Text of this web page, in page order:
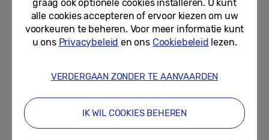
04-04-2024
graag ook optionele cookies installeren. U kunt
alle cookies accepteren of ervoor kiezen om uw
voorkeuren te beheren. Voor meer informatie kunt
u ons Privacybeleid en ons Cookiebeleid lezen.
VERDERGAAN ZONDER TE AANVAARDEN
IK WIL COOKIES BEHEREN